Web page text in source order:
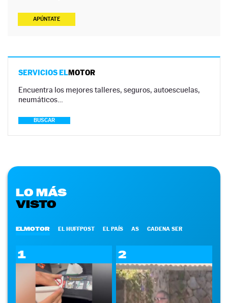
APÚNTATE
SERVICIOS ELMOTOR
Encuentra los mejores talleres, seguros, autoescuelas,
neumáticos…
BUSCAR
LO MÁS
VISTO
ELMOTOR EL HUFFPOST EL PAÍS AS CADENA SER
1 2